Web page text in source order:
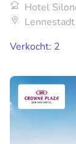
Hotel
Verkocht: 2